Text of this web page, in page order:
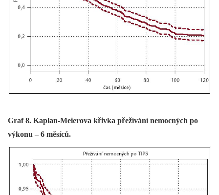
Graf 8. Kaplan-Meierova křivka přežívání nemocných po
výkonu – 6 měsíců.